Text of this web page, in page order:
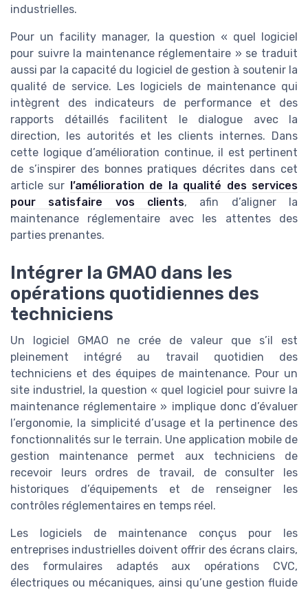
industrielles.
Pour un facility manager, la question « quel logiciel
pour suivre la maintenance réglementaire » se traduit
aussi par la capacité du logiciel de gestion à soutenir la
qualité de service. Les logiciels de maintenance qui
intègrent des indicateurs de performance et des
rapports détaillés facilitent le dialogue avec la
direction, les autorités et les clients internes. Dans
cette logique d’amélioration continue, il est pertinent
de s’inspirer des bonnes pratiques décrites dans cet
article sur
l’amélioration de la qualité des services
pour satisfaire vos clients, afin d’aligner la
maintenance réglementaire avec les attentes des
parties prenantes.
Intégrer la GMAO dans les
opérations quotidiennes des
techniciens
Un logiciel GMAO ne crée de valeur que s’il est
pleinement intégré au travail quotidien des
techniciens et des équipes de maintenance. Pour un
site industriel, la question « quel logiciel pour suivre la
maintenance réglementaire » implique donc d’évaluer
l’ergonomie, la simplicité d’usage et la pertinence des
fonctionnalités sur le terrain. Une application mobile de
gestion maintenance permet aux techniciens de
recevoir leurs ordres de travail, de consulter les
historiques d’équipements et de renseigner les
contrôles réglementaires en temps réel.
Les logiciels de maintenance conçus pour les
entreprises industrielles doivent offrir des écrans clairs,
des formulaires adaptés aux opérations CVC,
électriques ou mécaniques, ainsi qu’une gestion fluide